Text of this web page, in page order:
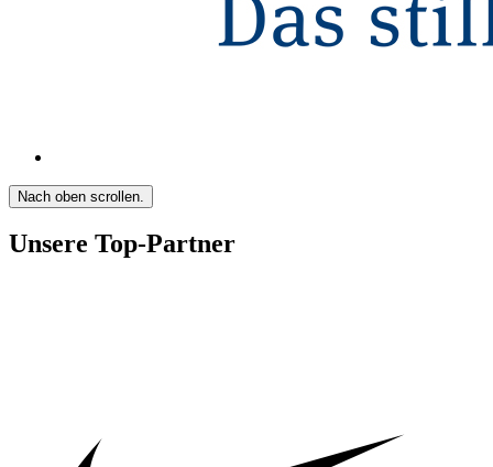
Nach oben scrollen.
Unsere Top-Partner